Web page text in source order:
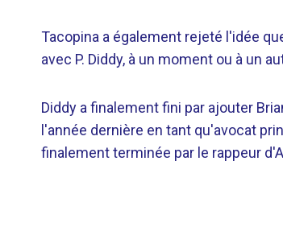
Tacopina a également rejeté l'idée
avec P. Diddy, à un moment ou à un
Diddy a finalement fini par ajouter
l'année dernière en tant qu'avocat
finalement terminée par le rappeur